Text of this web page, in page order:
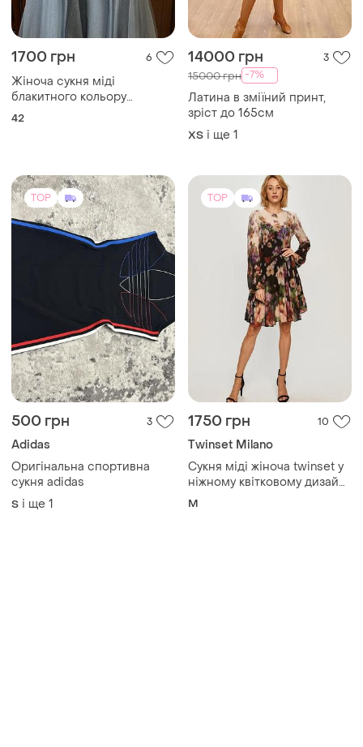
1700 грн 6
Жіноча сукня міді
блакитного кольору
розшита паєтками 42 р.
42
14000 грн 3
15000 грн -7%
Латина в зміїний принт,
зріст до 165см
ХS і ще 1
TOP
500 грн 3
Adidas
Оригінальна спортивна
сукня adidas
S і ще 1
TOP
1750 грн 10
Twinset Milano
Сукня міді жіноча twinset у
ніжному квітковому дизайні
m
M